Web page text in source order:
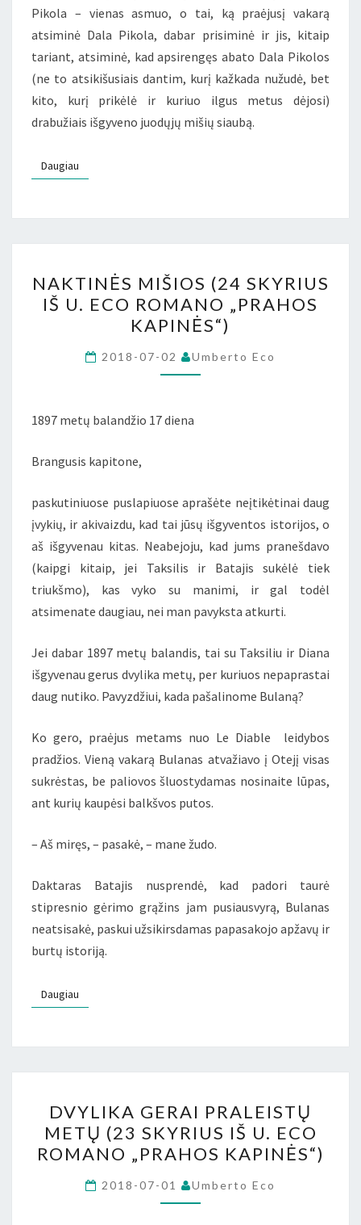
Pikola – vienas asmuo, o tai, ką praėjusį vakarą
atsiminė Dala Pikola, dabar prisiminė ir jis, kitaip
tariant, atsiminė, kad apsirengęs abato Dala Pikolos
(ne to atsikišusiais dantim, kurį kažkada nužudė, bet
kito, kurį prikėlė ir kuriuo ilgus metus dėjosi)
drabužiais išgyveno juodųjų mišių siaubą.
Daugiau
MIŠIOS
(24
SKYRIUS
IŠ
U.
ROMANO
NAKTINĖS MIŠIOS (24 SKYRIUS
IŠ U. ECO ROMANO „PRAHOS
KAPINĖS“)
2018-07-02 Umberto Eco
1897 metų balandžio 17 diena
Brangusis kapitone,
paskutiniuose puslapiuose aprašėte neįtikėtinai daug
įvykių, ir akivaizdu, kad tai jūsų išgyventos istorijos, o
aš išgyvenau kitas. Neabejoju, kad jums pranešdavo
(kaipgi kitaip, jei Taksilis ir Batajis sukėlė tiek
triukšmo), kas vyko su manimi, ir gal todėl
atsimenate daugiau, nei man pavyksta atkurti.
Jei dabar 1897 metų balandis, tai su Taksiliu ir Diana
išgyvenau gerus dvylika metų, per kuriuos nepaprastai
daug nutiko. Pavyzdžiui, kada pašalinome Bulaną?
Ko gero, praėjus metams nuo Le Diable leidybos
pradžios. Vieną vakarą Bulanas atvažiavo į Otejį visas
sukrėstas, be paliovos šluostydamas nosinaite lūpas,
ant kurių kaupėsi balkšvos putos.
– Aš miręs, – pasakė, – mane žudo.
Daktaras Batajis nusprendė, kad padori taurė
stipresnio gėrimo grąžins jam pusiausvyrą, Bulanas
neatsisakė, paskui užsikirsdamas papasakojo apžavų ir
burtų istoriją.
Daugiau
GERAI
PRALEISTŲ
METŲ
(23
SKYRIUS
DVYLIKA GERAI PRALEISTŲ
METŲ (23 SKYRIUS IŠ U. ECO
ROMANO „PRAHOS KAPINĖS“)
2018-07-01 Umberto Eco